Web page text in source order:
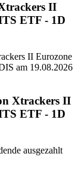
II
ETF - 1D
II Eurozone
am 19.08.2026
Xtrackers II
ETF - 1D
ausgezahlt